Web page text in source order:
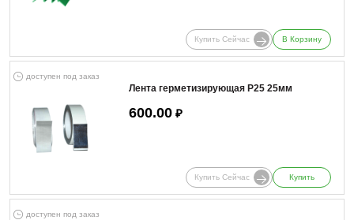
Купить Сейчас В Корзину
доступен под заказ
Лента герметизирующая Р25 25мм
600.00 ₽
Купить Сейчас Купить
доступен под заказ